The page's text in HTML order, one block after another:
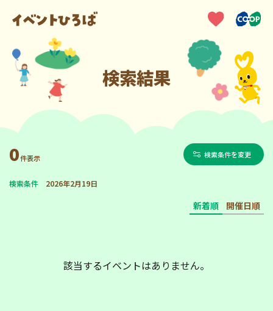
検索結果
0件表示 検索条件を変更
検索条件 2026年2月19日
新着順 開催日順
該当するイベントはありません。